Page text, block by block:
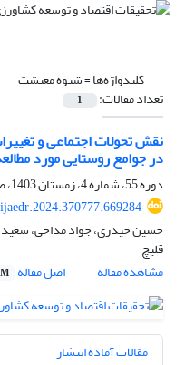
کلیدواژه‌ها =شیوه معیشت
تعداد مقالات: 1
نقش تحولات اجتماعی و
در جوامع روستایی مورد
دوره 55، شماره 4، زمستان 1403، صفحه
حسین حیدری، جواد مداحی، سعید
قلیچ
مشاهده مقاله
اصل مقاله
مقالات آماده انتشار